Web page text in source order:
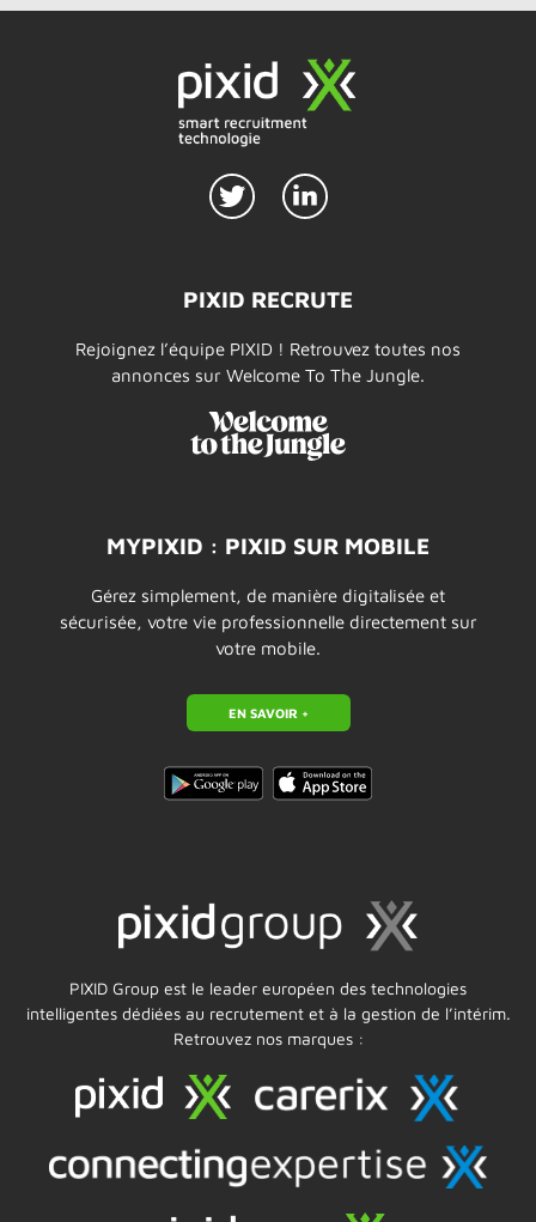
PIXID RECRUTE
Rejoignez l’équipe PIXID ! Retrouvez toutes nos
annonces sur Welcome To The Jungle.
MYPIXID : PIXID SUR MOBILE
Gérez simplement, de manière digitalisée et
sécurisée, votre vie professionnelle directement sur
votre mobile.
EN SAVOIR +
PIXID Group est le leader européen des technologies
intelligentes dédiées au recrutement et à la gestion de l’intérim.
Retrouvez nos marques :